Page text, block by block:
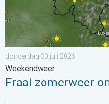
donderdag 30 juli 2026
Weekendweer
Fraai zomerweer